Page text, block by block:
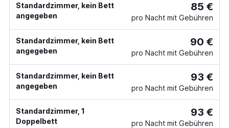
Standardzimmer, kein Bett
angegeben
85 €
pro Nacht mit Gebühren
Standardzimmer, kein Bett
angegeben
90 €
pro Nacht mit Gebühren
Standardzimmer, kein Bett
angegeben
93 €
pro Nacht mit Gebühren
Standardzimmer, 1
Doppelbett
93 €
pro Nacht mit Gebühren